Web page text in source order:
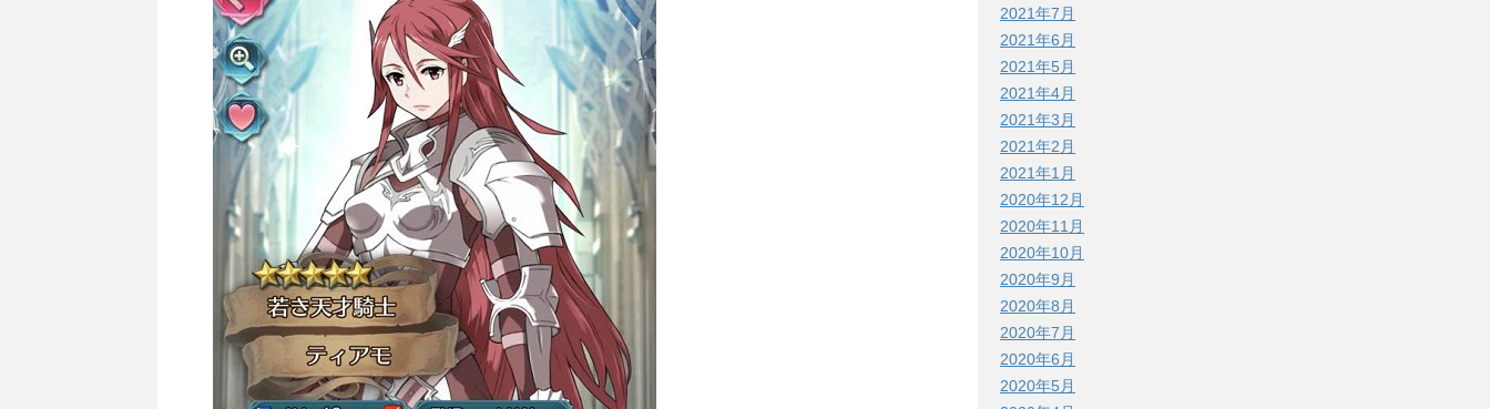
2021年7月
2021年6月
2021年5月
2021年4月
2021年3月
2021年2月
2021年1月
2020年12月
2020年11月
2020年10月
2020年9月
2020年8月
2020年7月
2020年6月
2020年5月